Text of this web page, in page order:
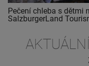
Pečení chleba s dětmi
SalzburgerLand